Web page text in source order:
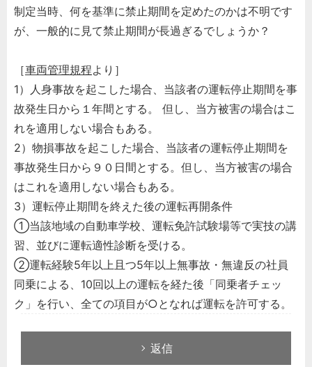
制定当時、何を基準に禁止期間を定めたのかは不明です
が、一般的に見て禁止期間が長過ぎるでしょうか？
［車両管理規程より］
1）人身事故を起こした場合、当該者の運転停止期間を事
故発生日から１年間とする。 但し、当方被害の場合はこ
れを適用しない場合もある。
2）物損事故を起こした場合、当該者の運転停止期間を
事故発生日から９０日間とする。但し、当方被害の場合
はこれを適用しない場合もある。
3）運転停止期間を終えた後の運転再開条件
①当該地域の自動車学校、運転免許試験場等で実技の講
習、並びに運転適性診断を受ける。
②運転経験5年以上且つ5年以上無事故・無違反の社員
同乗による、10回以上の運転を経た後「同乗者チェッ
ク」を行い、全ての項目が○となれば運転を許可する。
返信